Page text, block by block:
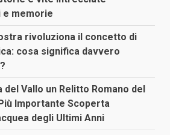
memorie
rivoluziona il concetto di
cosa significa davvero
Vallo un Relitto Romano del
Più Importante Scoperta
degli Ultimi Anni